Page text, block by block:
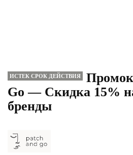
ИСТЕК СРОК ДЕЙСТВИЯ
Go — Скидка 15%
бренды